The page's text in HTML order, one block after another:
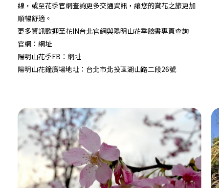
線，或至花季官網查詢更多交通資訊，讓您的賞花之旅更加
順暢舒適。
更多資訊歡迎至花IN台北官網與陽明山花季臉書專頁查詢
官網： 網址
陽明山花季FB： 網址
陽明山花鐘廣場地址：台北市北投區湖山路二段26號